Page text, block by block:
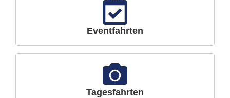
Eventfahrten
Tagesfahrten